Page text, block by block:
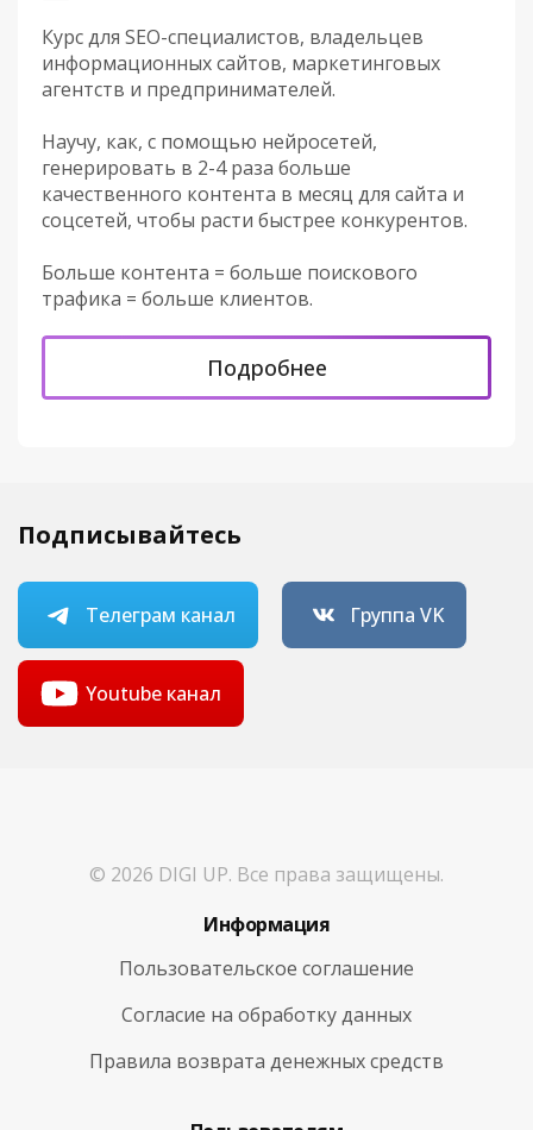
Курс для SEO-специалистов, владельцев
информационных сайтов, маркетинговых
агентств и предпринимателей.
Научу, как, с помощью нейросетей,
генерировать в 2-4 раза больше
качественного контента в месяц для сайта и
соцсетей, чтобы расти быстрее конкурентов.
Больше контента = больше поискового
трафика = больше клиентов.
Подробнее
Подписывайтесь
Телеграм канал Группа VK
Youtube канал
© 2026 DIGI UP. Все права защищены.
Информация
Пользовательское соглашение
Согласие на обработку данных
Правила возврата денежных средств